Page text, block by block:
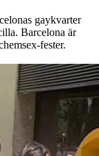
gaykvarter
Barcelona är
fester.